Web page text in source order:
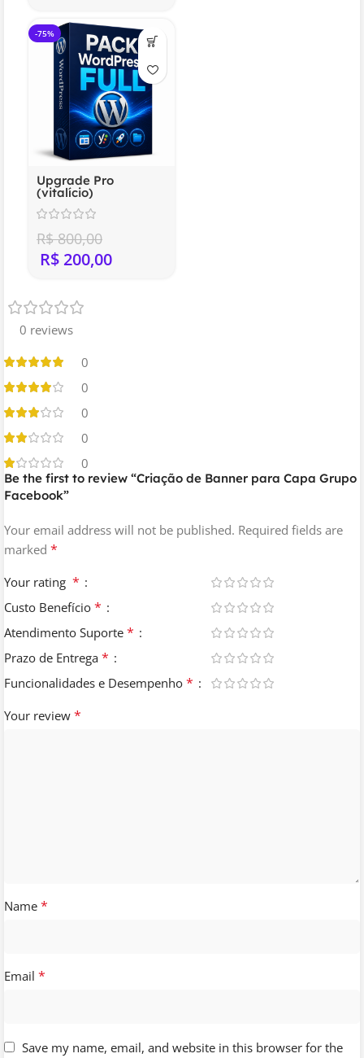
-75%
Upgrade Pro
(vitalício)
R$800,00
R$ 200,00
0 reviews
0
0
0
0
0
Be the first to review “Criação de Banner para Capa Grupo
Facebook”
Your email address will not be published. Required fields are
marked *
Your rating *
Custo Benefício *
Atendimento Suporte *
Prazo de Entrega *
Funcionalidades e Desempenho *
Your review *
Name *
Email *
Save my name, email, and website in this browser for the